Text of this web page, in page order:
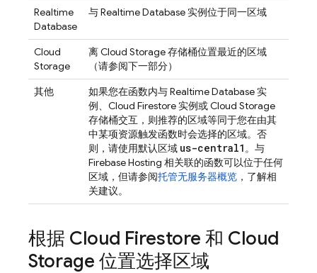
Realtime
Database
与Realtime Database 实例位于同一区域
Cloud
Storage
离Cloud Storage存储桶位置最近的区域
（请参阅下一部分）
其他
如果您在函数内与Realtime Database 实
例、 Cloud Firestore 实例或Cloud Storage
存储桶交互，则推荐的区域等同于您在由其
中某项资源触发函数时会选择的区域。否
则，请使用默认区域 us-central1。与
Firebase Hosting 相关联的函数可以位于任何
区域，但请参阅托管无服务器概览 ，了解相
关建议。
根据 Cloud Firestore 和 Cloud
Storage 位置选择区域